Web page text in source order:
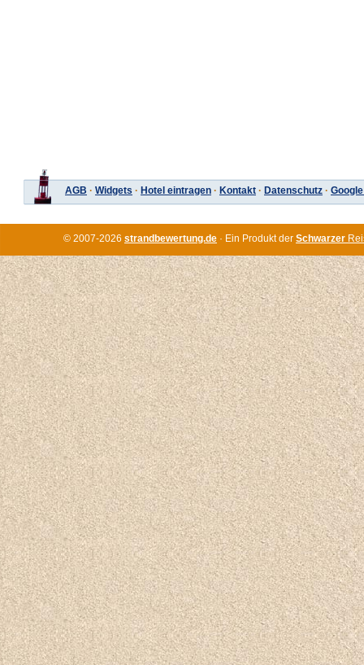
AGB · Widgets · Hotel eintragen · Kontakt · Datenschutz ·
© 2007-2026 strandbewertung.de · Ein Produkt der Schwarzer